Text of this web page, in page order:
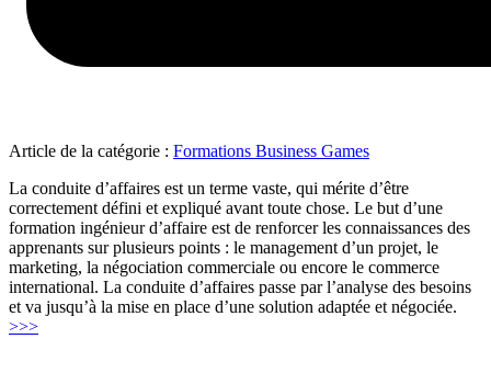
Article de la catégorie : Formations Business Games
La conduite d’affaires est un terme vaste, qui mérite d’être
correctement défini et expliqué avant toute chose. Le but d’une
formation ingénieur d’affaire est de renforcer les connaissances des
apprenants sur plusieurs points : le management d’un projet, le
marketing, la négociation commerciale ou encore le commerce
international. La conduite d’affaires passe par l’analyse des besoins
et va jusqu’à la mise en place d’une solution adaptée et négociée.
>>>"Conduite